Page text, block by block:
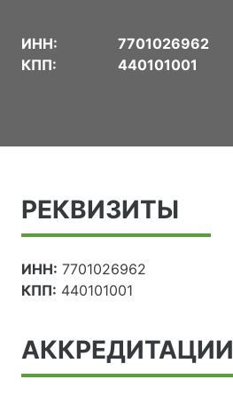
ИНН:
7701026962
КПП:
440101001
РЕКВИЗИТЫ
ИНН: 7701026962
КПП: 440101001
АККРЕДИТАЦИИ